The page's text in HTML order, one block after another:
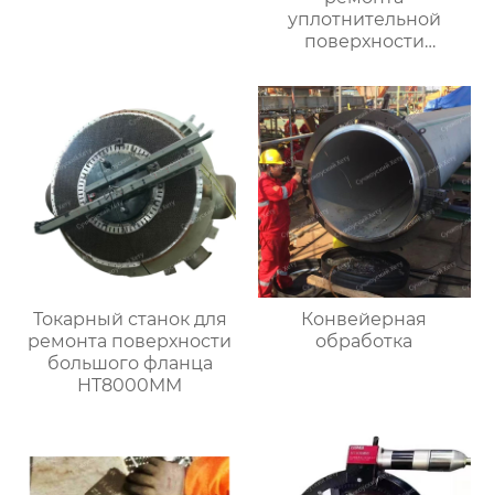
уплотнительной
поверхности
HT3000MM
Токарный станок для
ремонта поверхности
большого фланца
HT8000MM
Конвейерная
обработка